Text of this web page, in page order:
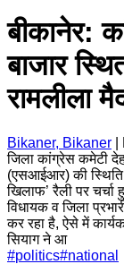
बीकानेर:
बाजार
रामलीला
Bikaner, Bikaner
जिला कांग्रेस कमेटी
(एसआईआर) की स्थिति
खिलाफ’ रैली पर
विधायक व जिला
कर रहा है, ऐसे में
सियाग ने आ
#politics#national